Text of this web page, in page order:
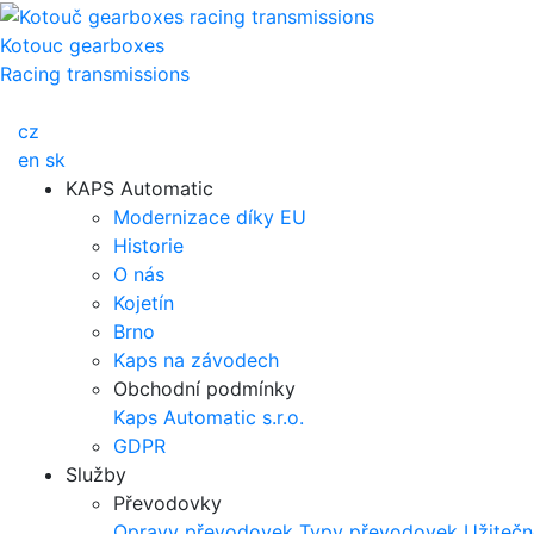
Kotouc gearboxes
Racing transmissions
cz
en sk
KAPS Automatic
Modernizace díky EU
Historie
O nás
Kojetín
Brno
Kaps na závodech
Obchodní podmínky
Kaps Automatic s.r.o.
GDPR
Služby
Převodovky